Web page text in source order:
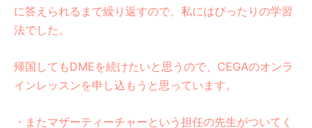
に答えられるまで繰り返すので、私にはぴったりの学習
法でした。
帰国してもDMEを続けたいと思うので、CEGAのオンラ
インレッスンを申し込もうと思っています。
・またマザーティーチャーという担任の先生がついてく